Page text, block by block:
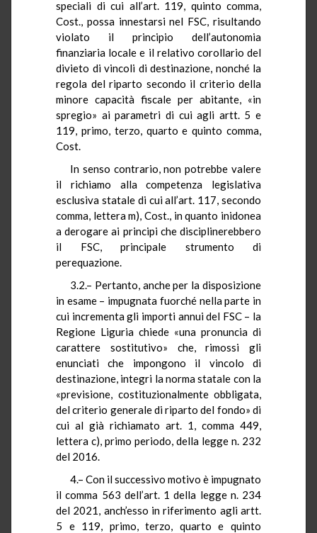
speciali di cui all’art. 119, quinto comma,
Cost., possa innestarsi nel FSC, risultando
violato il principio dell’autonomia
finanziaria locale e il relativo corollario del
divieto di vincoli di destinazione, nonché la
regola del riparto secondo il criterio della
minore capacità fiscale per abitante, «in
spregio» ai parametri di cui agli artt. 5 e
119, primo, terzo, quarto e quinto comma,
Cost.
In senso contrario, non potrebbe valere
il richiamo alla competenza legislativa
esclusiva statale di cui all’art. 117, secondo
comma, lettera m), Cost., in quanto inidonea
a derogare ai principi che disciplinerebbero
il FSC, principale strumento di
perequazione.
3.2.– Pertanto, anche per la disposizione
in esame – impugnata fuorché nella parte in
cui incrementa gli importi annui del FSC – la
Regione Liguria chiede «una pronuncia di
carattere sostitutivo» che, rimossi gli
enunciati che impongono il vincolo di
destinazione, integri la norma statale con la
«previsione, costituzionalmente obbligata,
del criterio generale di riparto del fondo» di
cui al già richiamato art. 1, comma 449,
lettera c), primo periodo, della legge n. 232
del 2016.
4.– Con il successivo motivo è impugnato
il comma 563 dell’art. 1 della legge n. 234
del 2021, anch’esso in riferimento agli artt.
5 e 119, primo, terzo, quarto e quinto